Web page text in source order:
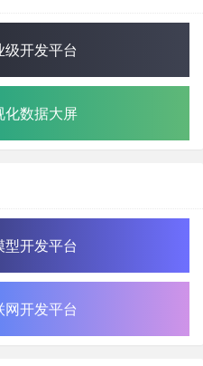
开发平台
化数据大屏
开发平台
开发平台